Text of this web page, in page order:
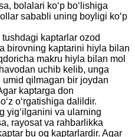
bolalari ko‘p bo‘lishiga
sababli uning boyligi ko‘p
tushdagi kaptarlar ozod
birovning kaptarini hiyla bilan
makru hiyla bilan mol
uchib kelib, unga
umid qilmagan bir joydan
kaptarga don
o‘rgatishiga dalildir.
yig‘ilganini va ularning
rayosat va rahbarlikka
bu oq kaptarlardir. Agar